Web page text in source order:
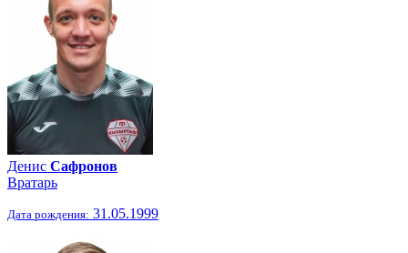
Денис Сафронов
Вратарь
Дата рождения: 31.05.1999